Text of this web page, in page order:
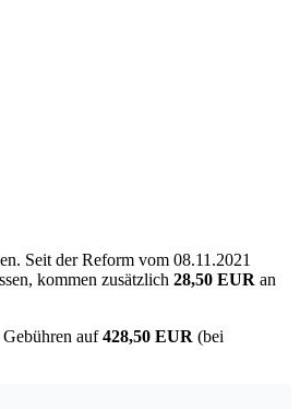
Seit der Reform vom 08.11.2021
kommen zusätzlich 28,50 EUR an
auf428,50 EUR (bei